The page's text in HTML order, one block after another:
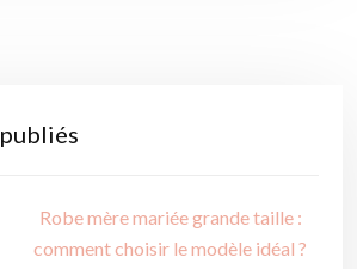
Robe mère mariée grande taille :
comment choisir le modèle idéal ?